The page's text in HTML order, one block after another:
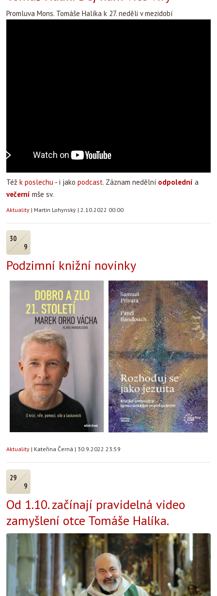
Promluva Mons. Tomáše Halíka k 27. neděli v mezidobí
Též k poslechu - i jako podcast. Záznam nedělní odpolední a
večerní mše sv.
Aktuality | Martin Lohynský | 2.10.2022 00:00
30
9
Podzimní knižní novinky
Aktuality | Kateřina Černá | 30.9.2022 23:59
29
9
Od 1.10. začínají pravidelná video
zamyšlení otce Tomáše Halíka.